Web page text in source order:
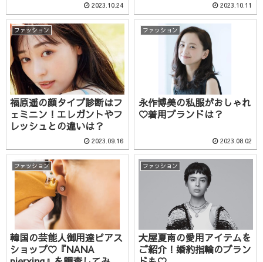
2023.10.24 2023.10.11
ファッション
福原遥の顔タイプ診断はフ
ェミニン！エレガントやフ
レッシュとの違いは？
2023.09.16
ファッション
永作博美の私服がおしゃれ
♡着用ブランドは？
2023.08.02
ファッション
韓国の芸能人御用達ピアス
ショップ♡『NANA
ファッション
大屋夏南の愛用アイテムを
ご紹介！婚約指輪のブラン